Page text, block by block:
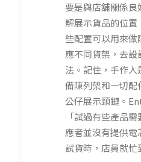
要是與店舖關係良
解展示貨品的位置
些配置可以用來做
應不同貨架，去設
法。記住，手作
備陳列架和一切配
公仔展示頸鏈。
「試過有些產品
應者並沒有提供電
試貨時，店員就忙